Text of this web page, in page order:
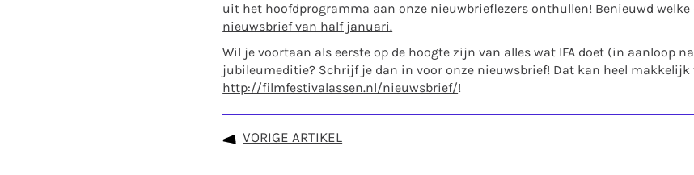
uit het hoofdprogramma aan onze nieuwbrieflezers onthullen! Benieuwd welke
nieuwsbrief van half januari.
Wil je voortaan als eerste op de hoogte zijn van alles wat IFA doet (in aanloop
jubileumeditie? Schrijf je dan in voor onze nieuwsbrief! Dat kan heel makkelijk
http://filmfestivalassen.nl/nieuwsbrief/!
VORIGE ARTIKEL